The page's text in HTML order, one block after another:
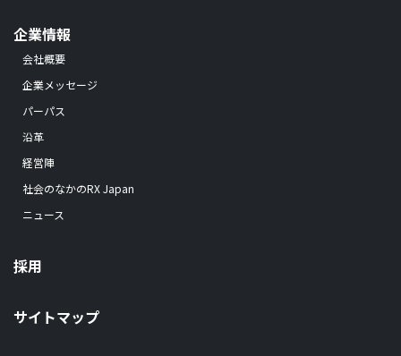
企業情報
会社概要
企業メッセージ
パーパス
沿革
経営陣
社会のなかのRX Japan
ニュース
採用
サイトマップ